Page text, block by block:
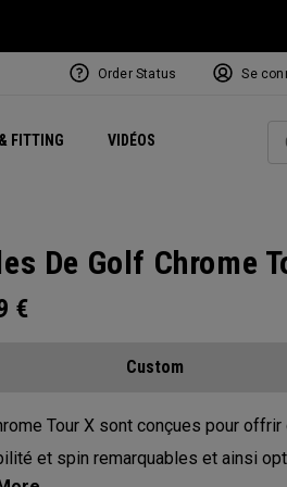
FITTING VIDÉOSExclusive
Exclusivités -
Juillet NEW Headwear
Women's Golf
Exclusivités -
Régionaux
Order Status Se
De Golf Chrome
€
Custom
Tour X sont conçues pour offrir
et spin remarquables et ainsi